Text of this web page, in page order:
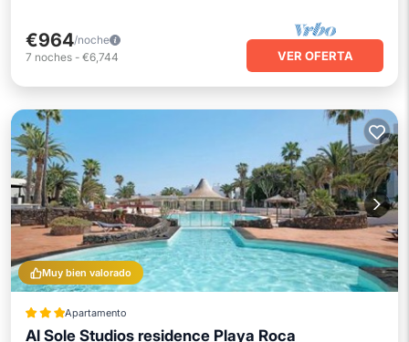
€964/noche
7 noches - €6,744 VER OFERTA
Muy bien valorado
Apartamento
Al Sole Studios residence Playa Roca